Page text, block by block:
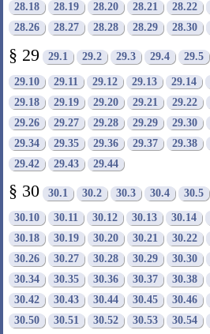
28.18
28.19 28.20 28.21 28.22
28.26
28.27 28.28 28.29 28.30
§ 29 29.1 29.2 29.3 29.4 29.5
29.10 29.11 29.12 29.13 29.14
29.18
29.19 29.20 29.21 29.22
29.26
29.27 29.28 29.29 29.30
29.34
29.35 29.36 29.37 29.38
29.42
29.43 29.44
§ 30 30.1 30.2 30.3 30.4 30.5
30.10 30.11 30.12 30.13 30.14
30.18
30.19 30.20 30.21 30.22
30.26
30.27 30.28 30.29 30.30
30.34
30.35 30.36 30.37 30.38
30.42
30.43 30.44 30.45 30.46
30.50
30.51 30.52 30.53 30.54